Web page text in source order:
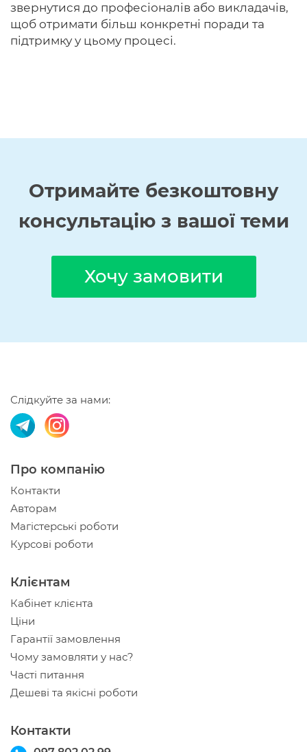
звернутися до професіоналів або викладачів,
щоб отримати більш конкретні поради та
підтримку у цьому процесі.
Отримайте безкоштовну
консультацію з вашої теми
Хочу замовити
Слідкуйте за нами:
Про компанію
Контакти
Авторам
Магістерські роботи
Курсові роботи
Клієнтам
Кабінет клієнта
Ціни
Гарантії замовлення
Чому замовляти у нас?
Часті питання
Дешеві та якісні роботи
Контакти